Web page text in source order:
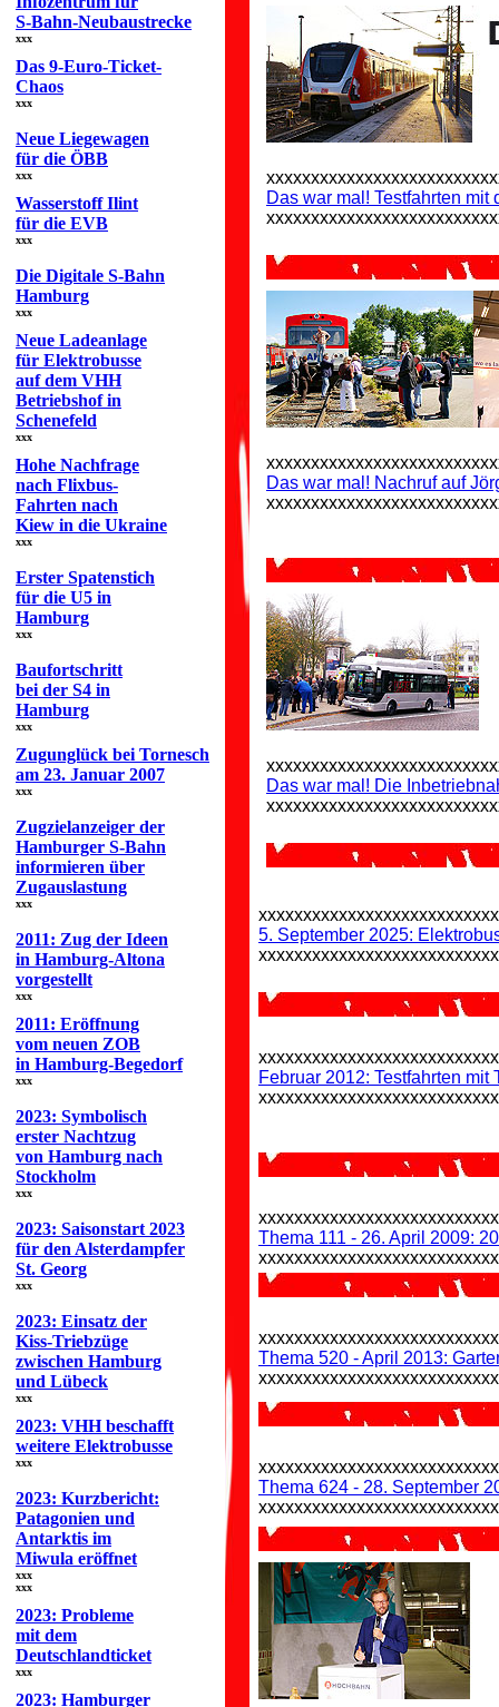
S-Bahn-Neubaustrecke
xxx
Das 9-Euro-Ticket-
Chaos
xxx
Neue Liegewagen
für die ÖBB
xxx
Wasserstoff Ilint
für die EVB
xxx
Die Digitale S-Bahn
Hamburg
xxx
Neue Ladeanlage
für Elektrobusse
auf dem VHH
Betriebshof in
Schenefeld
xxx
Hohe Nachfrage
nach Flixbus-
Fahrten nach
Kiew in die Ukraine
xxx
Erster Spatenstich
für die U5 in
Hamburg
xxx
Baufortschritt
bei der S4 in
Hamburg
xxx
Zugunglück bei Tornesch
am 23. Januar 2007
xxx
Zugzielanzeiger der
Hamburger S-Bahn
informieren über
Zugauslastung
xxx
2011: Zug der Ideen
in Hamburg-Altona
vorgestellt
xxx
2011: Eröffnung
vom neuen ZOB
in Hamburg-Begedorf
xxx
2023: Symbolisch
erster Nachtzug
von Hamburg nach
Stockholm
xxx
2023: Saisonstart 2023
für den Alsterdampfer
St. Georg
xxx
2023: Einsatz der
Kiss-Triebzüge
zwischen Hamburg
und Lübeck
xxx
2023: VHH beschafft
weitere Elektrobusse
xxx
2023: Kurzbericht:
Patagonien und
Antarktis im
Miwula eröffnet
xxx
xxx
2023: Probleme
mit dem
Deutschlandticket
xxx
2023: Hamburger
Das war mal! Testfahrten
Das war mal! Nachruf auf
Das war mal! Die
5. September 2025:
Februar 2012: Testfahrten
Thema 111 - 26. April 2009:
Thema 520 - April 2013:
Thema 624 - 28. September